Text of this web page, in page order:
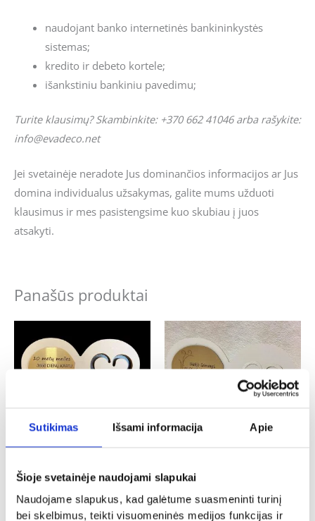
Sutikimas Išsami informacija Apie
Šioje svetainėje naudojami slapukai
Naudojame slapukus, kad galėtume suasmeninti turinį
bei skelbimus, teikti visuomeninės medijos funkcijas ir
naudojant banko internetinės bankininkystės
sistemas;
kredito ir debeto kortele;
išankstiniu bankiniu pavedimu;
Turite klausimų? Skambinkite: +370 662 41046 arba rašykite:
info@evadeco.net
Jei svetainėje neradote Jus dominančios informacijos ar Jus
domina individualus užsakymas, galite mums užduoti
klausimus ir mes pasistengsime kuo skubiau į juos
atsakyti.
Panašūs produktai
Vestuvės
12.00 €
Vestuvės
16.00